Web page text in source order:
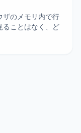
ザのメモリ内で行
ることはなく、ど